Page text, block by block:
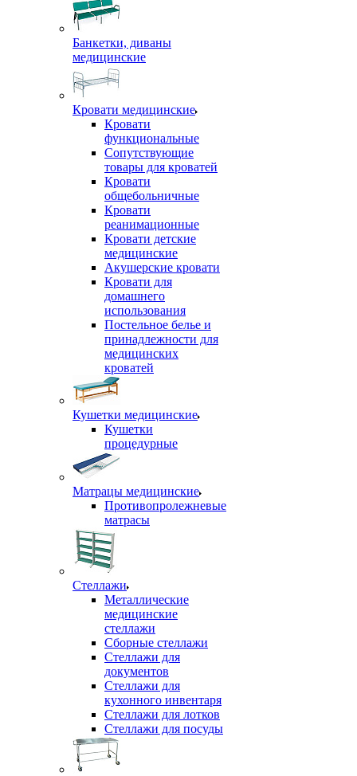
Банкетки, диваны
медицинские
Кровати медицинские
Кровати
функциональные
Сопутствующие
товары для кроватей
Кровати
общебольничные
Кровати
реанимационные
Кровати детские
медицинские
Акушерские кровати
Кровати для
домашнего
использования
Постельное белье и
принадлежности для
медицинских
кроватей
Кушетки медицинские
Кушетки
процедурные
Матрацы медицинские
Противопролежневые
матрасы
Стеллажи
Металлические
медицинские
стеллажи
Сборные стеллажи
Стеллажи для
документов
Стеллажи для
кухонного инвентаря
Стеллажи для лотков
Стеллажи для посуды